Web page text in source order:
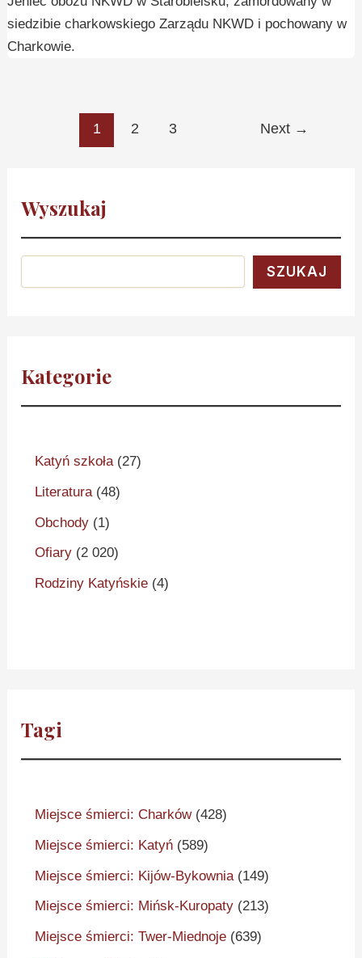
siedzibie charkowskiego Zarządu NKWD i pochowany w
Charkowie.
1 2 3 Next →
Wyszukaj
SZUKAJ
Kategorie
Katyń szkoła(27)
Literatura(48)
Obchody (1)
Ofiary (2 020)
Rodziny Katyńskie (4)
Tagi
Miejsce śmierci: Charków(428)
Miejsce śmierci: Katyń (589)
Miejsce śmierci: Kijów-Bykownia (149)
Miejsce śmierci: Mińsk-Kuropaty (213)
Miejsce śmierci: Twer-Miednoje (639)